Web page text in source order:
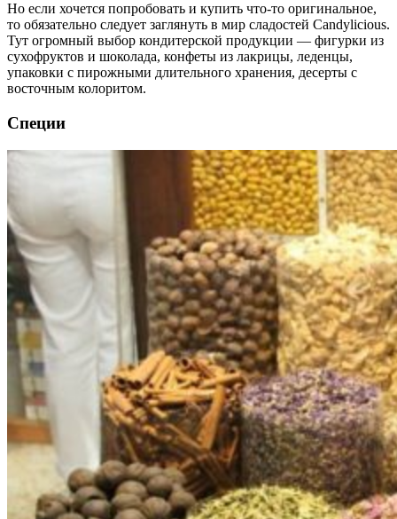
Но если хочется попробовать и купить что-то оригинальное,
то обязательно следует заглянуть в мир сладостей Candylicious.
Тут огромный выбор кондитерской продукции — фигурки из
сухофруктов и шоколада, конфеты из лакрицы, леденцы,
упаковки с пирожными длительного хранения, десерты с
восточным колоритом.
Специи